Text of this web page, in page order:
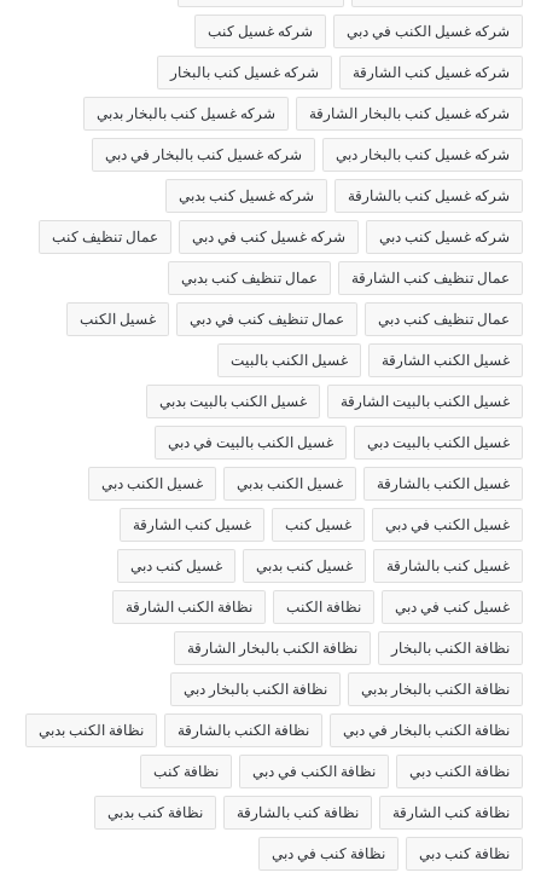
شركه غسيل الكنب في دبي شركه غسيل كنب
شركه غسيل كنب الشارقة شركه غسيل كنب بالبخار
شركه غسيل كنب بالبخار الشارقة شركه غسيل كنب بالبخار بدبي
شركه غسيل كنب بالبخار دبي شركه غسيل كنب بالبخار في دبي
شركه غسيل كنب بالشارقة شركه غسيل كنب بدبي
شركه غسيل كنب دبي شركه غسيل كنب في دبي عمال تنظيف كنب
عمال تنظيف كنب الشارقة عمال تنظيف كنب بدبي
عمال تنظيف كنب دبي عمال تنظيف كنب في دبي غسيل الكنب
غسيل الكنب الشارقة غسيل الكنب بالبيت
غسيل الكنب بالبيت الشارقة غسيل الكنب بالبيت بدبي
غسيل الكنب بالبيت دبي غسيل الكنب بالبيت في دبي
غسيل الكنب بالشارقة غسيل الكنب بدبي غسيل الكنب دبي
غسيل الكنب في دبي غسيل كنب غسيل كنب الشارقة
غسيل كنب بالشارقة غسيل كنب بدبي غسيل كنب دبي
غسيل كنب في دبي نظافة الكنب نظافة الكنب الشارقة
نظافة الكنب بالبخار نظافة الكنب بالبخار الشارقة
نظافة الكنب بالبخار بدبي نظافة الكنب بالبخار دبي
نظافة الكنب بالبخار في دبي نظافة الكنب بالشارقة نظافة الكنب بدبي
نظافة الكنب دبي نظافة الكنب في دبي نظافة كنب
نظافة كنب الشارقة نظافة كنب بالشارقة نظافة كنب بدبي
نظافة كنب دبي نظافة كنب في دبي